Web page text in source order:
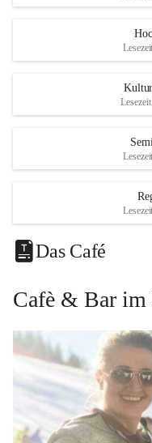
Ein klimatisierter
bis 25 Personen.
Eine voll
eigene kulinarische
Klimatisiertes Foyer
Künstlergarderobe,
alles für Ihre
Seminare &
Familienfeiern,
– bei uns finden Sie den
Lassen Sie sich von
Spezialitäten, edlen
verwöhnen.
Fragen oder Anfragen?
Kontaktieren Sie uns
+4334547060223
Das Café
Cafè & Bar